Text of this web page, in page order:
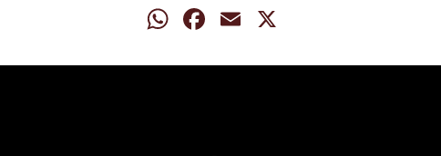
WhatsApp
Facebook
Email